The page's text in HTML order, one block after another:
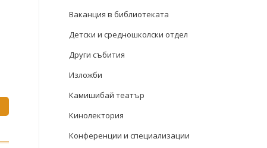
Ваканция в библиотеката
Детски и средношколски отдел
Други събития
Изложби
Камишибай театър
Кинолектория
Конференции и специализации